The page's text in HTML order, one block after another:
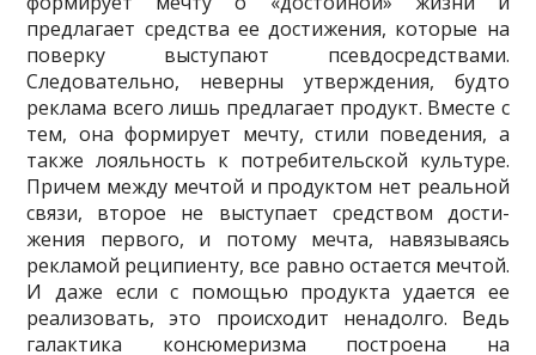
предлагает средства ее достижения, которые на
поверку вы­ступают псевдосредствами.
Следовательно, неверны утверждения, будто
рекла­ма всего лишь предлагает продукт. Вместе с
тем, она формирует мечту, стили поведения, а
также лояльность к потребительской культуре.
Причем между мечтой и продуктом нет реальной
связи, второе не выступает средством дости­
жения первого, и потому мечта, навязываясь
рекламой реципиенту, все равно остается мечтой.
И даже если с помощью продукта удается ее
реализовать, это происходит ненадолго. Ведь
галактика консюмеризма построена на